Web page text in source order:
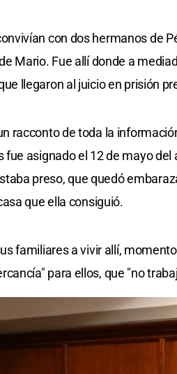
con dos hermanos de
Mario. Fue allí donde a
llegaron al juicio en prisión
racconto de toda la
fue asignado el 12 de mayo
preso, que quedó
que ella consiguió.
familiares a vivir allí,
para ellos, que "no